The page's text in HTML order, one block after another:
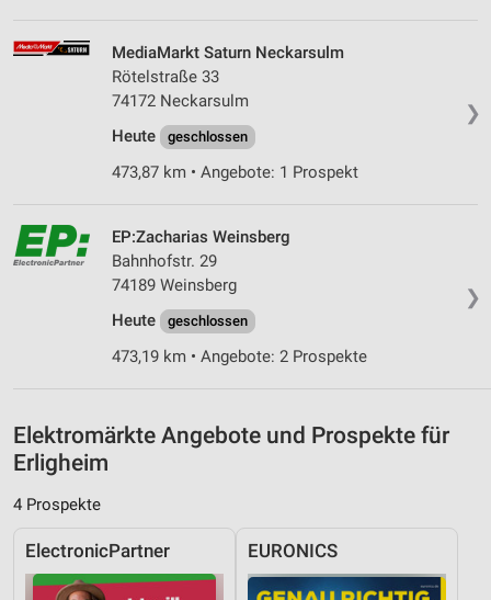
❯
MediaMarkt Saturn Neckarsulm
Rötelstraße 33
74172 Neckarsulm
Heute
geschlossen
473,87 km • Angebote: 1 Prospekt
❯
EP:Zacharias Weinsberg
Bahnhofstr. 29
74189 Weinsberg
Heute
geschlossen
473,19 km • Angebote: 2 Prospekte
Elektromärkte Angebote und Prospekte für
Erligheim
4 Prospekte
ElectronicPartner EURONICS
von Inhalten
Verwendung von Profilen zur Auswahl
personalisierter Inhalte
Messung der Werbeleistung
Analyse von Zielgruppen durch Statistiken oder
Kombinationen von Daten aus verschiedenen
Entwicklung und Verbesserung der Angebote
Verwendung reduzierter Daten zur Auswahl von
Verwendung genauer Standortdaten
Geräte anhand von aktiv angeforderten
Informationen identifizieren
Nicht-IAB-Verarbeitungszwecke:
Notwendig